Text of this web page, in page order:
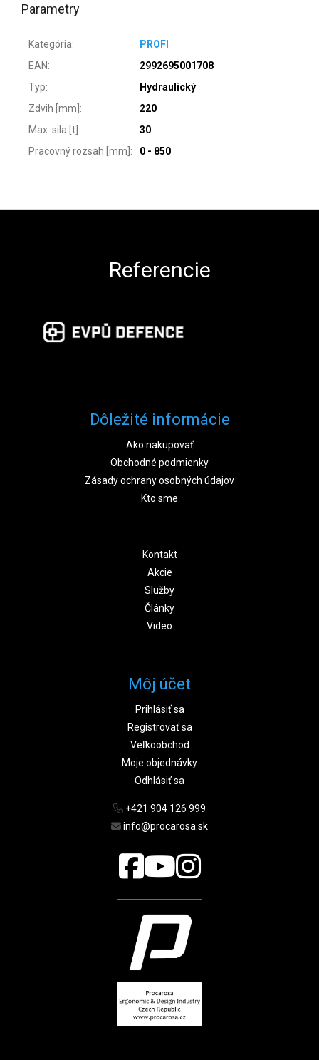
Parametry
Kategória:
PROFI
EAN:
2992695001708
Typ:
Hydraulický
Zdvih [mm] :
220
Max. sila [t] :
30
Pracovný rozsah [mm] : 0 - 850
Referencie
Dôležité informácie
Ako nakupovať
Obchodné podmienky
Zásady ochrany osobných údajov
Kto sme
Kontakt
Akcie
Služby
Články
Video
Môj účet
Prihlásiť sa
Registrovať sa
Veľkoobchod
Moje objednávky
Odhlásiť sa
+421 904 126 999
info@procarosa.sk